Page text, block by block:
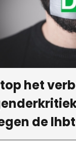
het
de